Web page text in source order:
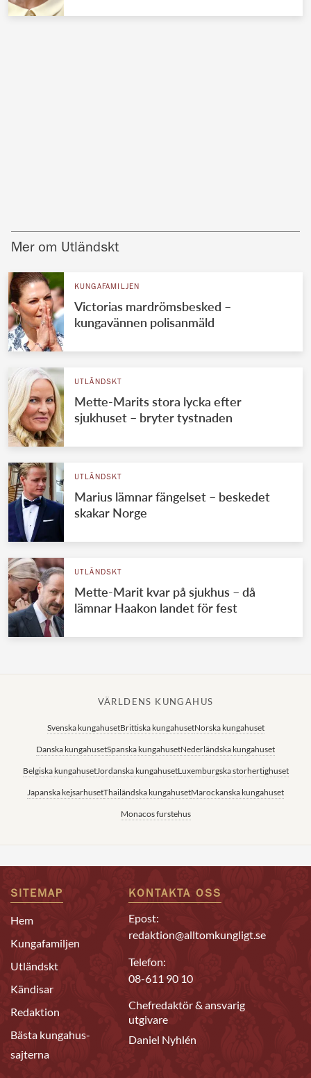
Mer om Utländskt
KUNGAFAMILJEN
Victorias mardrömsbesked –
kungavännen polisanmäld
UTLÄNDSKT
Mette-Marits stora lycka efter
sjukhuset – bryter tystnaden
UTLÄNDSKT
Marius lämnar fängelset – beskedet
skakar Norge
UTLÄNDSKT
Mette-Marit kvar på sjukhus – då
lämnar Haakon landet för fest
VÄRLDENS KUNGAHUS
Svenska kungahusetBrittiska kungahusetNorska kungahuset
Danska kungahusetSpanska kungahusetNederländska kungahuset
Belgiska kungahusetJordanska kungahusetLuxemburgska storhertighuset
Japanska kejsarhusetThailändska kungahusetMarockanska kungahuset
Monacos furstehus
SITEMAP
Hem
Kungafamiljen
Utländskt
Kändisar
Redaktion
Bästa kungahus-
sajterna
KONTAKTA OSS
Epost:
redaktion@alltomkungligt.se
Telefon:
08-611 90 10
Chefredaktör & ansvarig
utgivare
Daniel Nyhlén